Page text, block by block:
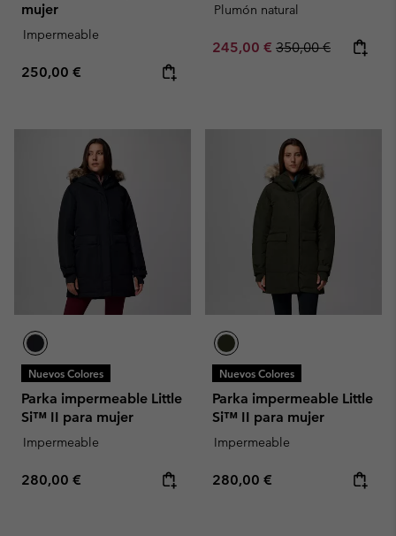
mujer
Impermeable
Regular price:
250,00 €
Plumón natural
Sale price:
245,00 € Regular price:
350,00 €
Nuevos Colores
Parka impermeable Little
Si™ II para mujer
Impermeable
Regular price:
280,00 €
Nuevos Colores
Parka impermeable Little
Si™ II para mujer
Impermeable
Regular price:
280,00 €